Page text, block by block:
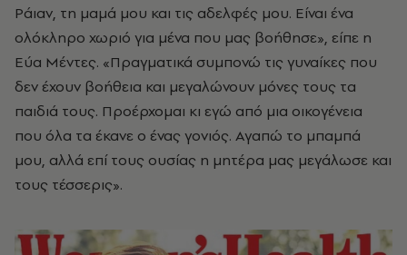
Ράιαν, τη μαμά μου και τις αδελφές μου. Είναι ένα
ολόκληρο χωριό για μένα που μας βοήθησε», είπε η
Εύα Μέντες. «Πραγματικά συμπονώ τις γυναίκες που
δεν έχουν βοήθεια και μεγαλώνουν μόνες τους τα
παιδιά τους. Προέρχομαι κι εγώ από μια οικογένεια
που όλα τα έκανε ο ένας γονιός. Αγαπώ το μπαμπά
μου, αλλά επί τους ουσίας η μητέρα μας μεγάλωσε και
τους τέσσερις».